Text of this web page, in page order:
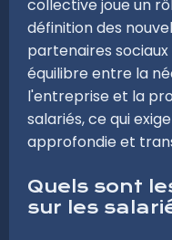
collective joue un
définition des
partenaires
équilibre entre la
l'entreprise et la
salariés, ce qui
approfondie et
Quels sont
sur les